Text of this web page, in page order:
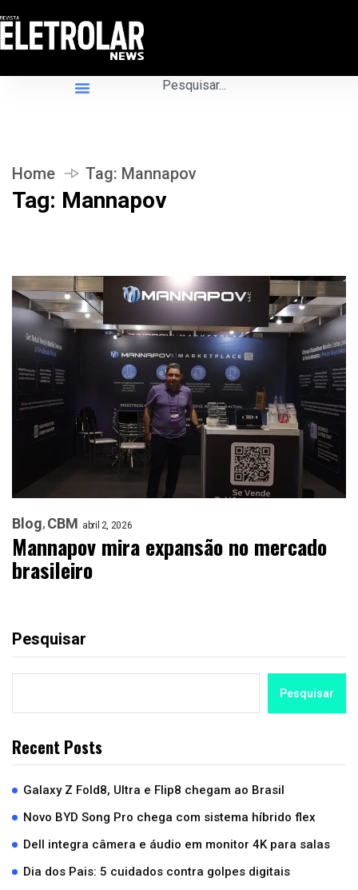
Home Tag: Mannapov
Tag: Mannapov
Blog CBM abril 2, 2026
Mannapov mira expansão no mercado
brasileiro
Pesquisar
Pesquisar
Recent Posts
Galaxy Z Fold8, Ultra e Flip8 chegam ao Brasil
Novo BYD Song Pro chega com sistema híbrido flex
Dell integra câmera e áudio em monitor 4K para salas
Dia dos Pais: 5 cuidados contra golpes digitais